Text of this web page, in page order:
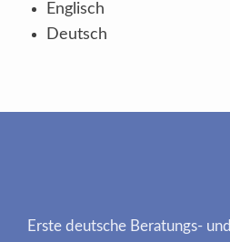
Englisch
Deutsch
Erste deutsche Beratungs- und